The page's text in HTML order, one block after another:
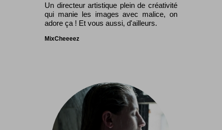
Un directeur artistique plein de créativité
qui manie les images avec malice, on
adore ça ! Et vous aussi, d'ailleurs.
MixCheeeez